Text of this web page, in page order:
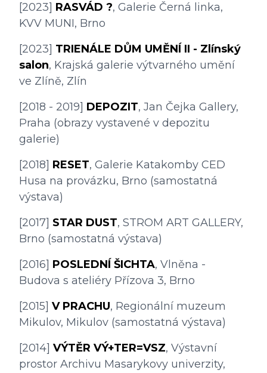
[2023] RASVÁD ?, Galerie Černá linka,
KVV MUNI, Brno
[2023] TRIENÁLE DŮM UMĚNÍ II - Zlínský
salon, Krajská galerie výtvarného umění
ve Zlíně, Zlín
[2018 - 2019] DEPOZIT, Jan Čejka Gallery,
Praha (obrazy vystavené v depozitu
galerie)
[2018] RESET, Galerie Katakomby CED
Husa na provázku, Brno (samostatná
výstava)
[2017] STAR DUST, STROM ART GALLERY,
Brno (samostatná výstava)
[2016] POSLEDNÍ ŠICHTA, Vlněna -
Budova s ateliéry Přízova 3, Brno
[2015] V PRACHU, Regionální muzeum
Mikulov, Mikulov (samostatná výstava)
[2014] VÝTĚR VÝ+TER=VSZ, Výstavní
prostor Archivu Masarykovy univerzity,